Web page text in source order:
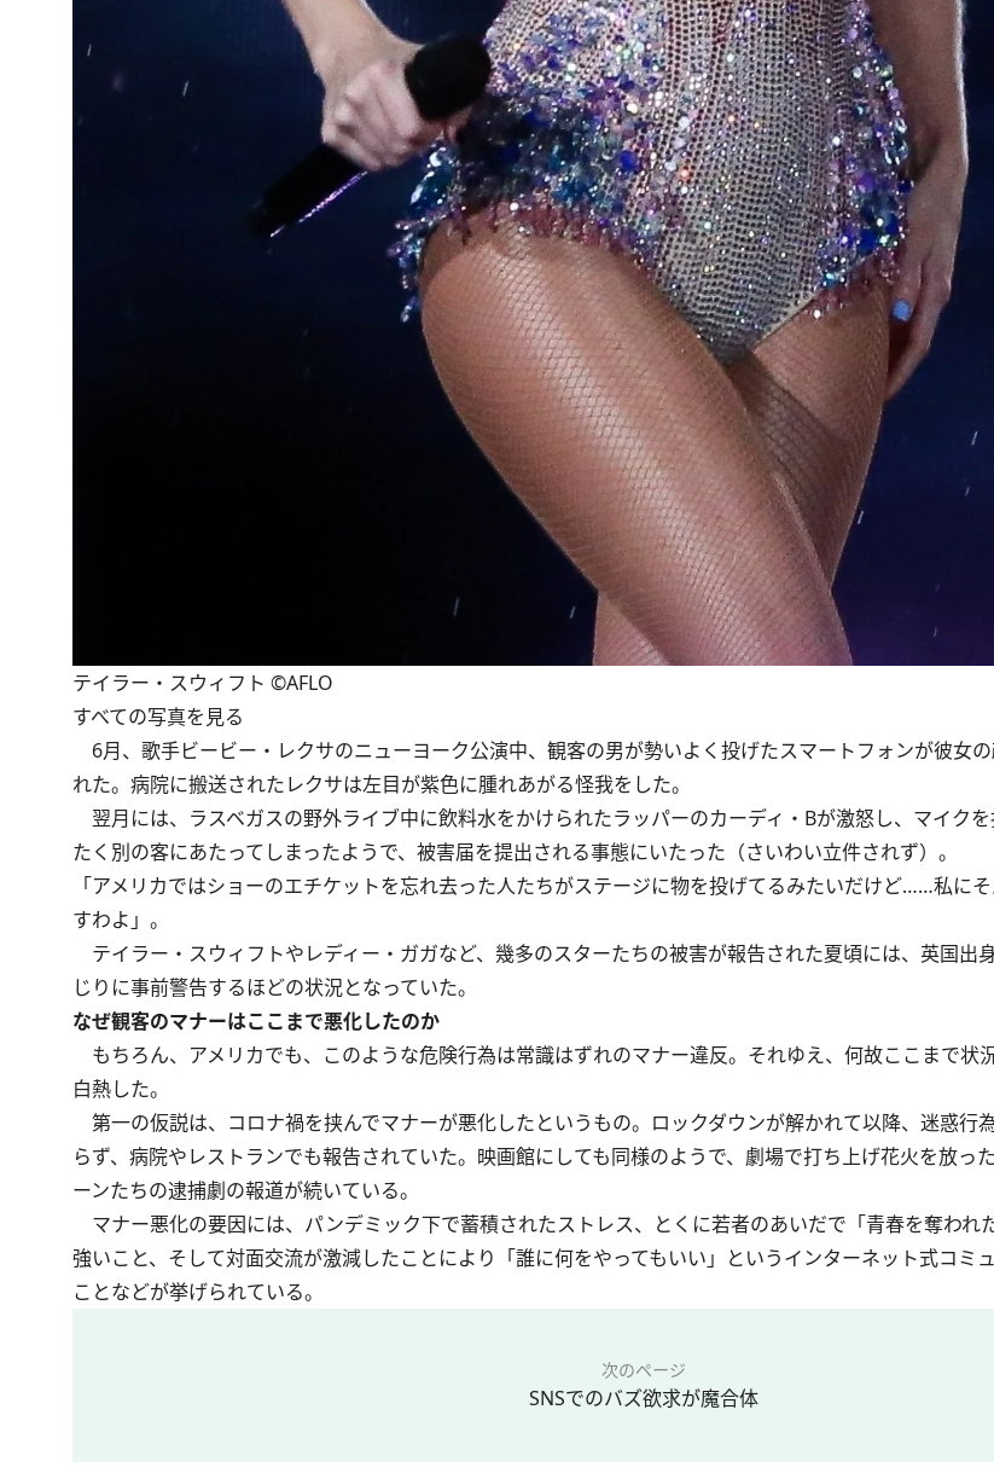
テイラー・スウィフト ©AFLO
すべての写真を見る
6月、歌手ビービー・レクサのニューヨーク公演中、観客の男が勢いよく投げたスマートフォンが彼女
れた。病院に搬送されたレクサは左目が紫色に腫れあがる怪我をした。
翌月には、ラスベガスの野外ライブ中に飲料水をかけられたラッパーのカーディ・Bが激怒し、マイク
たく別の客にあたってしまったようで、被害届を提出される事態にいたった（さいわい立件されず）。
「アメリカではショーのエチケットを忘れ去った人たちがステージに物を投げてるみたいだけど……私に
すわよ」。
テイラー・スウィフトやレディー・ガガなど、幾多のスターたちの被害が報告された夏頃には、英国出
じりに事前警告するほどの状況となっていた。
なぜ観客のマナーはここまで悪化したのか
もちろん、アメリカでも、このような危険行為は常識はずれのマナー違反。それゆえ、何故ここまで状
白熱した。
第一の仮説は、コロナ禍を挟んでマナーが悪化したというもの。ロックダウンが解かれて以降、迷惑行
らず、病院やレストランでも報告されていた。映画館にしても同様のようで、劇場で打ち上げ花火を放っ
ーンたちの逮捕劇の報道が続いている。
マナー悪化の要因には、パンデミック下で蓄積されたストレス、とくに若者のあいだで「青春を奪われ
強いこと、そして対面交流が激減したことにより「誰に何をやってもいい」というインターネット式コミ
ことなどが挙げられている。
次のページ
SNSでのバズ欲求が魔合体